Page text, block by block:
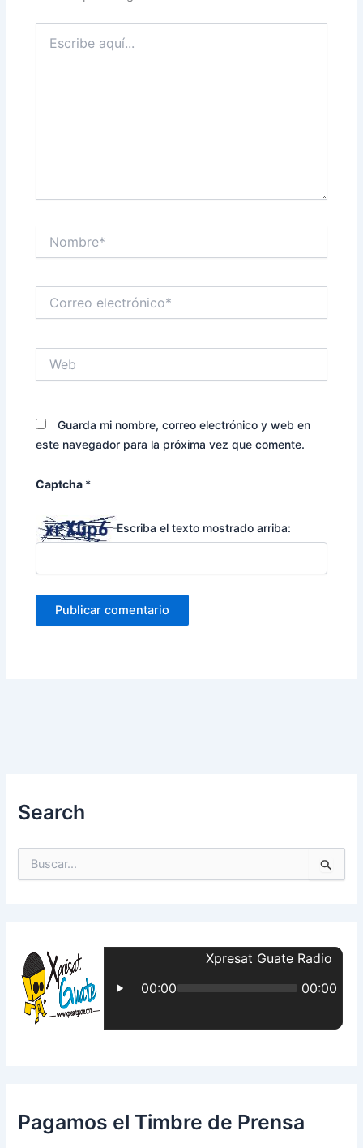
aquí...
electrónico*
Guarda mi nombre, correo electrónico y web en
este navegador para la próxima vez que comente.
Captcha *
Escriba el texto mostrado arriba:
Search
o
Pagamos el Timbre de Prensa